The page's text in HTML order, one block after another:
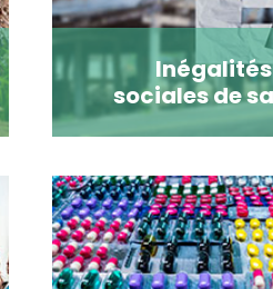
Inégalités
sociales de